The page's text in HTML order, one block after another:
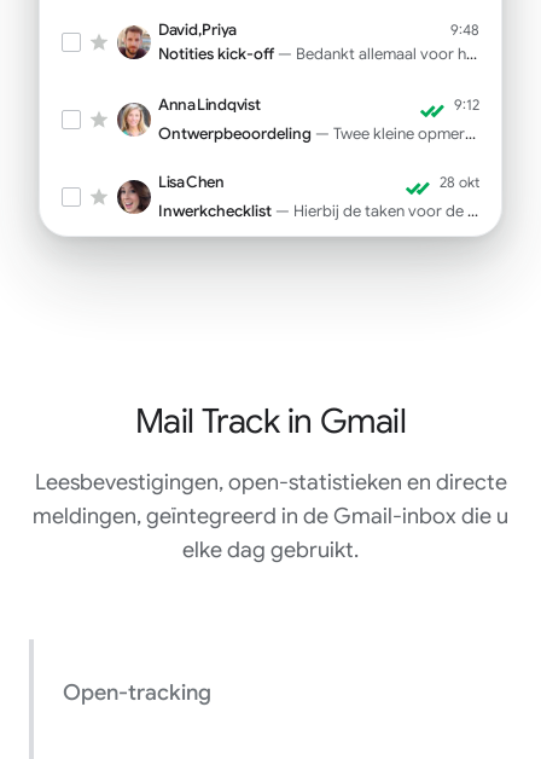
David, Priya
Notities kick-off — Bedankt allemaal voor het productieve gesprek gisteren...
9:48
Anna Lindqvist
Ontwerpbeoordeling — Twee kleine opmerkingen over de opmaak en CTA-tekst...
9:12
Lisa Chen
Inwerkchecklist — Hierbij de taken voor de eerste week van uw nieuwe medewerker...
28 okt
Mail Track in Gmail
Leesbevestigingen, open-statistieken en directe
meldingen, geïntegreerd in de Gmail-inbox die u
elke dag gebruikt.
Open-tracking